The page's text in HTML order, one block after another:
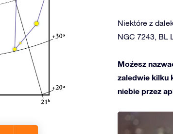
Niektóre z
NGC 7243, BL
Możesz
zaledwie kilku
niebie przez